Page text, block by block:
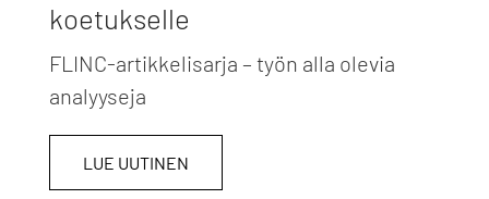
koetukselle
FLINC-artikkelisarja – työn alla olevia
analyyseja
LUE UUTINEN